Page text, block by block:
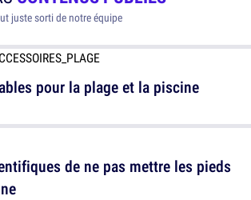
juste sorti de notre équipe
pour la plage et la piscine
de ne pas mettre les pieds